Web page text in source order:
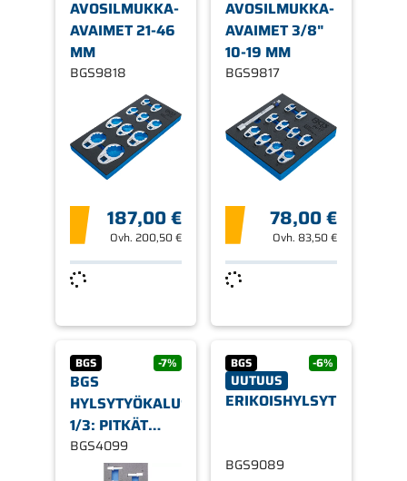
AVOSILMUKKA-
AVAIMET 21-46
MM
BGS9818
187,00 €
Ovh. 200,50 €
AVOSILMUKKA-
AVAIMET 3/8"
10-19 MM
BGS9817
78,00 €
Ovh. 83,50 €
BGS -7%
BGS
HYLSYTYÖKALUSARJA
1/3: PITKÄT
HYLSYT 3/8",
TUUMAMITOITUS
BGS4099
BGS -6%
UUTUUS
ERIKOISHYLSYT
BGS9089